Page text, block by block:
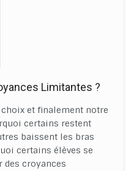
Limitantes ?
et finalement notre
certains restent
baissent les bras
certains élèves se
des croyances